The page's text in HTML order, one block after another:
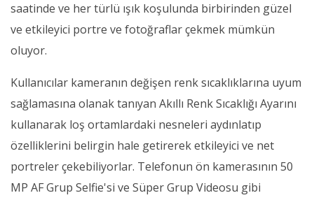
saatinde ve her türlü ışık koşulunda birbirinden güzel
ve etkileyici portre ve fotoğraflar çekmek mümkün
oluyor.
Kullanıcılar kameranın değişen renk sıcaklıklarına uyum
sağlamasına olanak tanıyan Akıllı Renk Sıcaklığı Ayarını
kullanarak loş ortamlardaki nesneleri aydınlatıp
özelliklerini belirgin hale getirerek etkileyici ve net
portreler çekebiliyorlar. Telefonun ön kamerasının 50
MP AF Grup Selfie'si ve Süper Grup Videosu gibi